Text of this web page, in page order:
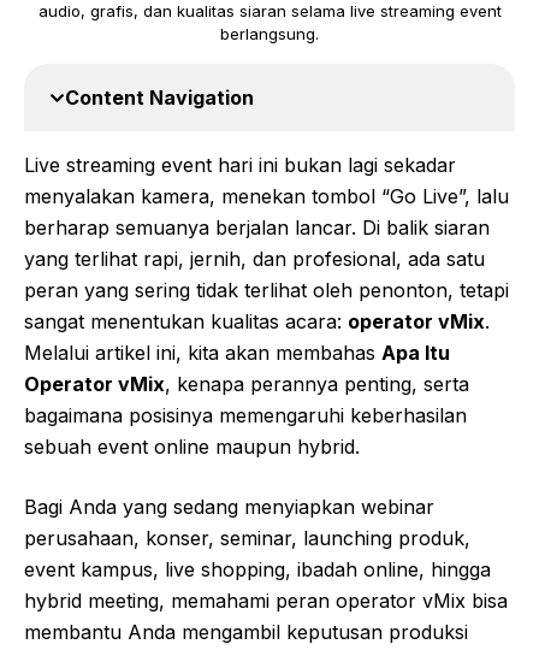
audio, grafis, dan kualitas siaran selama live streaming event
berlangsung.
Content Navigation
Live streaming event hari ini bukan lagi sekadar
menyalakan kamera, menekan tombol “Go Live”, lalu
berharap semuanya berjalan lancar. Di balik siaran
yang terlihat rapi, jernih, dan profesional, ada satu
peran yang sering tidak terlihat oleh penonton, tetapi
sangat menentukan kualitas acara: operator vMix.
Melalui artikel ini, kita akan membahas Apa Itu
Operator vMix, kenapa perannya penting, serta
bagaimana posisinya memengaruhi keberhasilan
sebuah event online maupun hybrid.
Bagi Anda yang sedang menyiapkan webinar
perusahaan, konser, seminar, launching produk,
event kampus, live shopping, ibadah online, hingga
hybrid meeting, memahami peran operator vMix bisa
membantu Anda mengambil keputusan produksi